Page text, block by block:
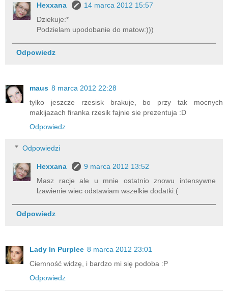
Hexxana
14 marca 2012 15:57
Dziekuje:*
Podzielam upodobanie do matow:)))
Odpowiedz
maus 8 marca 2012 22:28
tylko jeszcze rzesisk brakuje, bo przy tak mocnych
makijazach firanka rzesik fajnie sie prezentuja :D
Odpowiedz
Odpowiedzi
Hexxana
9 marca 2012 13:52
Masz racje ale u mnie ostatnio znowu intensywne
lzawienie wiec odstawiam wszelkie dodatki:(
Odpowiedz
Lady In Purplee 8 marca 2012 23:01
Ciemność widzę, i bardzo mi się podoba :P
Odpowiedz